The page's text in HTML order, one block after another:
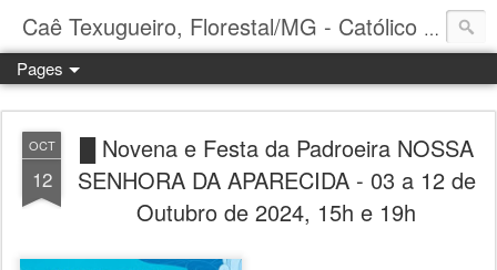
Caê Texugueiro, Florestal/MG - Católico Praticante
Pages
OCT
12
█ Novena e Festa da Padroeira NOSSA
SENHORA DA APARECIDA - 03 a 12 de
Outubro de 2024, 15h e 19h